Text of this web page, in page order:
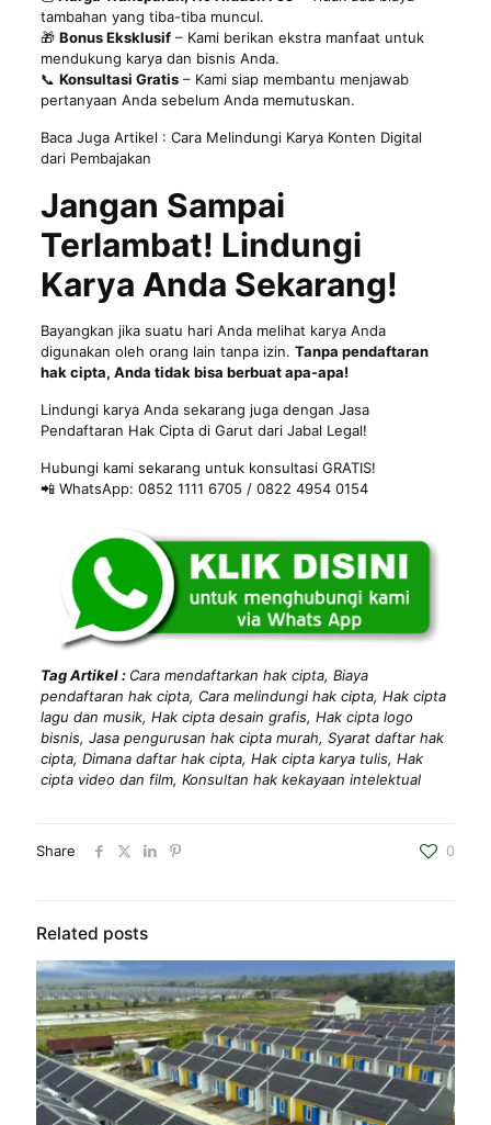
tambahan yang tiba-tiba muncul.
🎁 Bonus Eksklusif– Kami berikan ekstra manfaat untuk
mendukung karya dan bisnis Anda.
📞 Konsultasi Gratis– Kami siap membantu menjawab
pertanyaan Anda sebelum Anda memutuskan.
Baca Juga Artikel : Cara Melindungi Karya Konten Digital
dari Pembajakan
Jangan Sampai
Terlambat! Lindungi
Karya Anda Sekarang!
Bayangkan jika suatu hari Anda melihat karya Anda
digunakan oleh orang lain tanpa izin. Tanpa pendaftaran
hak cipta, Anda tidak bisa berbuat apa-apa!
Lindungi karya Anda sekarang juga dengan Jasa
Pendaftaran Hak Cipta di Garut dari Jabal Legal!
Hubungi kami sekarang untuk konsultasi GRATIS!
📲 WhatsApp: 0852 1111 6705 / 0822 4954 0154
Tag Artikel : Cara mendaftarkan hak cipta, Biaya
pendaftaran hak cipta, Cara melindungi hak cipta, Hak cipta
lagu dan musik, Hak cipta desain grafis, Hak cipta logo
bisnis, Jasa pengurusan hak cipta murah, Syarat daftar hak
cipta, Dimana daftar hak cipta, Hak cipta karya tulis, Hak
cipta video dan film, Konsultan hak kekayaan intelektual
Share 0
Related posts